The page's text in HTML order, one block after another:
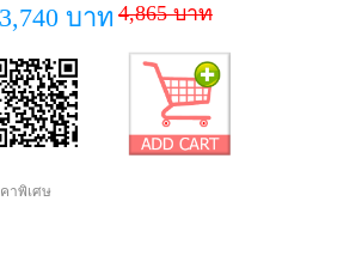
3,740 บาท 4,865 บาท
าพิเศษ